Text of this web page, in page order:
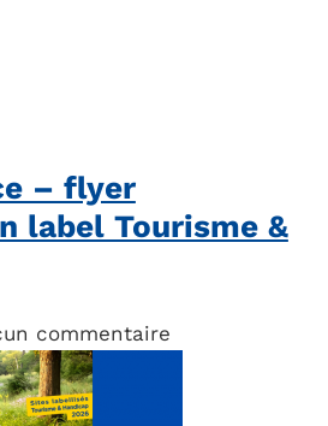
– flyer
label Tourisme &
commentaire